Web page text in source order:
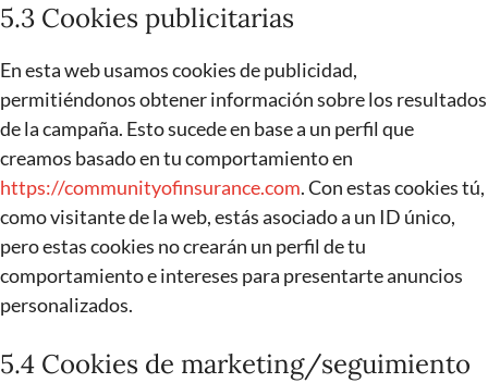
5.3 Cookies publicitarias
En esta web usamos cookies de publicidad,
permitiéndonos obtener información sobre los resultados
de la campaña. Esto sucede en base a un perfil que
creamos basado en tu comportamiento en
https://communityofinsurance.com. Con estas cookies tú,
como visitante de la web, estás asociado a un ID único,
pero estas cookies no crearán un perfil de tu
comportamiento e intereses para presentarte anuncios
personalizados.
5.4 Cookies de marketing/seguimiento